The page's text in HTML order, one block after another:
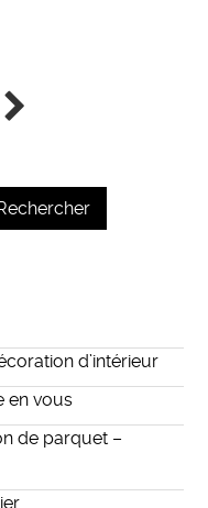
d’intérieur
en vous
de parquet –